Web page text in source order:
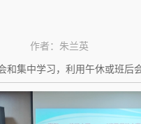
作者：朱兰英
和集中学习，利用午休或班后